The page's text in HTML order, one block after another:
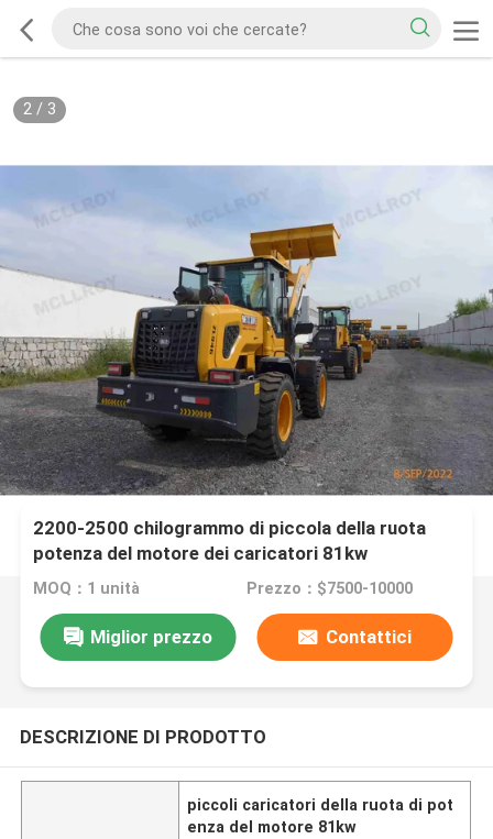
2/ 3
2200-2500 chilogrammo di piccola della ruota
potenza del motore dei caricatori 81kw
MOQ：1 unità Prezzo：$7500-10000
Miglior prezzo Contattici
DESCRIZIONE DI PRODOTTO
piccoli caricatori della ruota di pot
enza del motore 81kw